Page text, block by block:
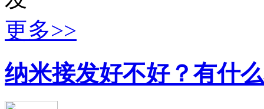
更多>>
纳米接发好不好？有什